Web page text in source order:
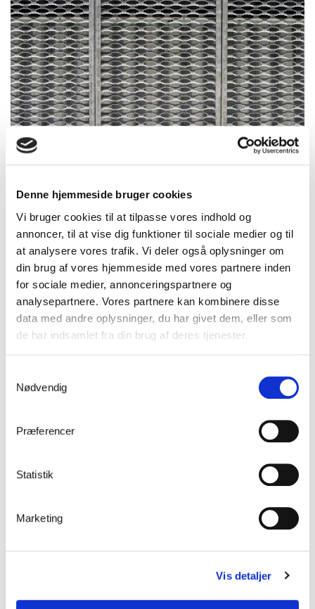
Denne hjemmeside bruger cookies
Vi bruger cookies til at tilpasse vores indhold og
annoncer, til at vise dig funktioner til sociale medier og til
at analysere vores trafik. Vi deler også oplysninger om
din brug af vores hjemmeside med vores partnere inden
for sociale medier, annonceringspartnere og
analysepartnere. Vores partnere kan kombinere disse
data med andre oplysninger, du har givet dem, eller som
de har indsamlet fra din brug af deres tjenester.
Nødvendig
Præferencer
Statistik
Marketing
Vis detaljer
Profilrist Standard
Lagerføres
Profilrist Rustfri
Profilrist Aluminium
Tilvalg Profilrist
Fastgørelseselementerne til profilriste fås både som komplette og
Tilvalg